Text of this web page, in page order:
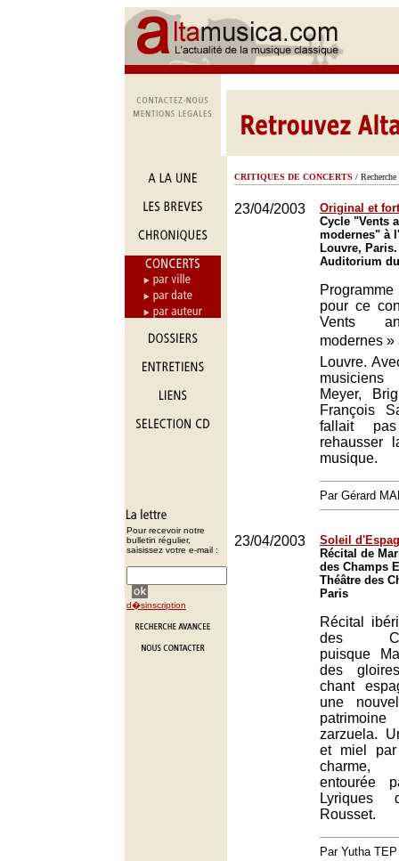
Pour recevoir notre
bulletin régulier,
saisissez votre e-mail :
d�sinscription
CRITIQUES DE CONCERTS / Recherche
23/04/2003
Original et fort
Cycle "Vents
modernes" à
Louvre, Paris.
Auditorium
pour ce
Vents
modernes »
Louvre.
Meyer,
François
fallait
rehausser
musique.
Par Gérard
23/04/2003
Soleil
Récital de
des Champs
Théâtre des
Paris
Récital
des
puisque
des
chant
une
zarzuela.
et miel
charme,
entourée
Lyriques
Rousset.
Par Yutha TEP